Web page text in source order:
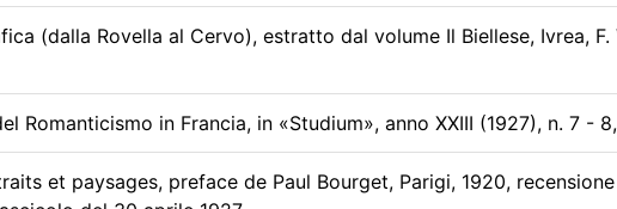
(dalla Rovella al Cervo), estratto dal volume Il Biellese, Ivrea,
Romanticismo in Francia, in «Studium», anno XXIII (1927), n. 7 -
et paysages, preface de Paul Bourget, Parigi, 1920,